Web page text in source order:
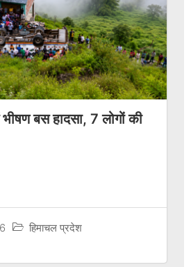
बस हादसा, 7 लोगों की
हिमाचल प्रदेश